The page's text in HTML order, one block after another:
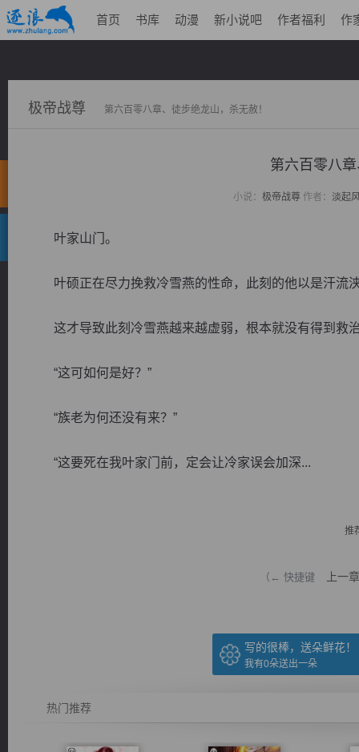
首页 书库 动漫 新小说吧 作者福利 作
极帝战尊 第六百零八章、徒步绝龙山，杀无赦！
第六百零八
小说： 极帝战尊作者： 淡起
叶家山门。
叶硕正在尽力挽救冷雪燕的性命，此刻的他以是汗流
这才导致此刻冷雪燕越来越虚弱，根本就没有得到救
“这可如何是好？”
“族老为何还没有来？”
“这要死在我叶家门前，定会让冷家误会加深...
推
（← 快捷键 上一章
写的很棒，送朵鲜花！
我有0朵送出一朵
热门推荐